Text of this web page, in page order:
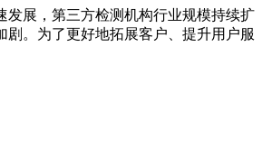
发展，第三方检测机构行业规模持续扩
剧。为了更好地拓展客户、提升用户服